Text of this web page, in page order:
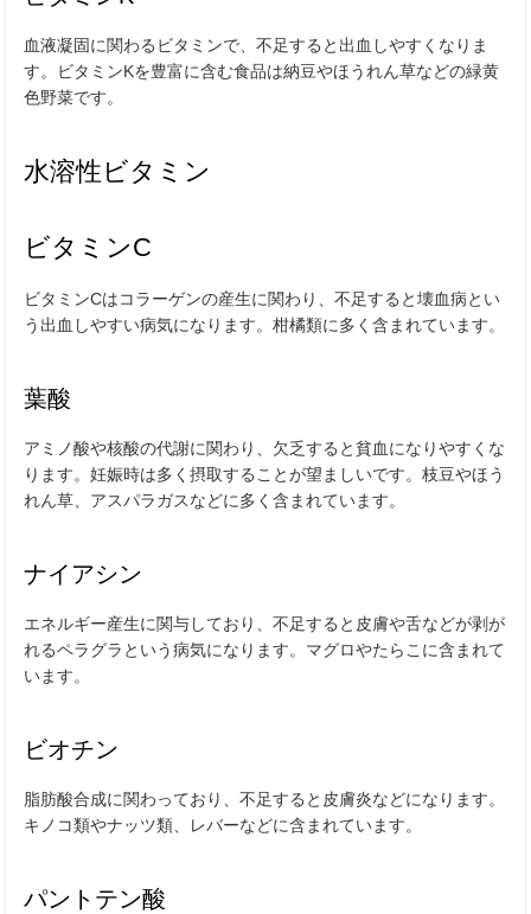
血液凝固に関わるビタミンで、不足すると出血しやすくなりま
す。ビタミンKを豊富に含む食品は納豆やほうれん草などの緑黄
色野菜です。
水溶性ビタミン
ビタミンC
ビタミンCはコラーゲンの産生に関わり、不足すると壊血病とい
う出血しやすい病気になります。柑橘類に多く含まれています。
葉酸
アミノ酸や核酸の代謝に関わり、欠乏すると貧血になりやすくな
ります。妊娠時は多く摂取することが望ましいです。枝豆やほう
れん草、アスパラガスなどに多く含まれています。
ナイアシン
エネルギー産生に関与しており、不足すると皮膚や舌などが剥が
れるペラグラという病気になります。マグロやたらこに含まれて
います。
ビオチン
脂肪酸合成に関わっており、不足すると皮膚炎などになります。
キノコ類やナッツ類、レバーなどに含まれています。
パントテン酸